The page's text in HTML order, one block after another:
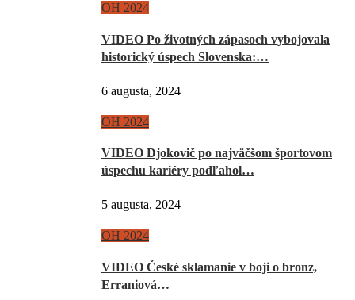
OH 2024
VIDEO Po životných zápasoch vybojovala
historický úspech Slovenska:…
6 augusta, 2024
OH 2024
VIDEO Djokovič po najväčšom športovom
úspechu kariéry podľahol…
5 augusta, 2024
OH 2024
VIDEO České sklamanie v boji o bronz,
Erraniová…